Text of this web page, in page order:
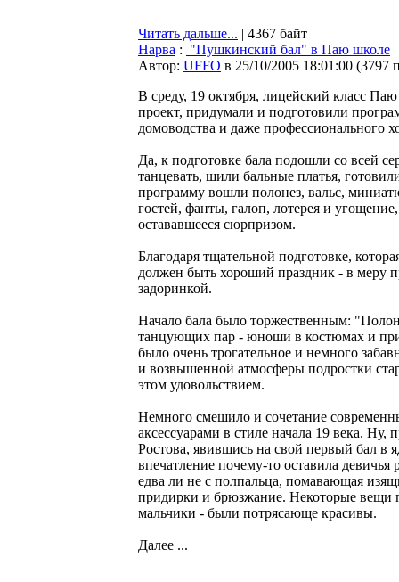
Читать дальше... | 4367 байт
Нарва : "Пушкинский бал" в Паю школе
Автор: UFFO в 25/10/2005 18:01:00 (3797
В среду, 19 октября, лицейский класс
проект, придумали и подготовили
домоводства и даже профессионального
Да, к подготовке бала подошли со всей
танцевать, шили бальные платья,
программу вошли полонез, вальс,
гостей, фанты, галоп, лотерея и
остававшееся сюрпризом.
Благодаря тщательной подготовке,
должен быть хороший праздник - в меру
задоринкой.
Начало бала было торжественным:
танцующих пар - юноши в костюмах и
было очень трогательное и немного
и возвышенной атмосферы подростки
этом удовольствием.
Немного смешило и сочетание
аксессуарами в стиле начала 19 века.
Ростова, явившись на свой первый бал в
впечатление почему-то оставила
едва ли не с полпальца, помавающая
придирки и брюзжание. Некоторые вещи
мальчики - были потрясающе красивы.
Далее ...